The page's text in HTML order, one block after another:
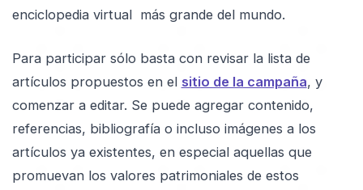
enciclopedia virtual más grande del mundo.
Para participar sólo basta con revisar la lista de
artículos propuestos en el sitio de la campaña, y
comenzar a editar. Se puede agregar contenido,
referencias, bibliografía o incluso imágenes a los
artículos ya existentes, en especial aquellas que
promuevan los valores patrimoniales de estos